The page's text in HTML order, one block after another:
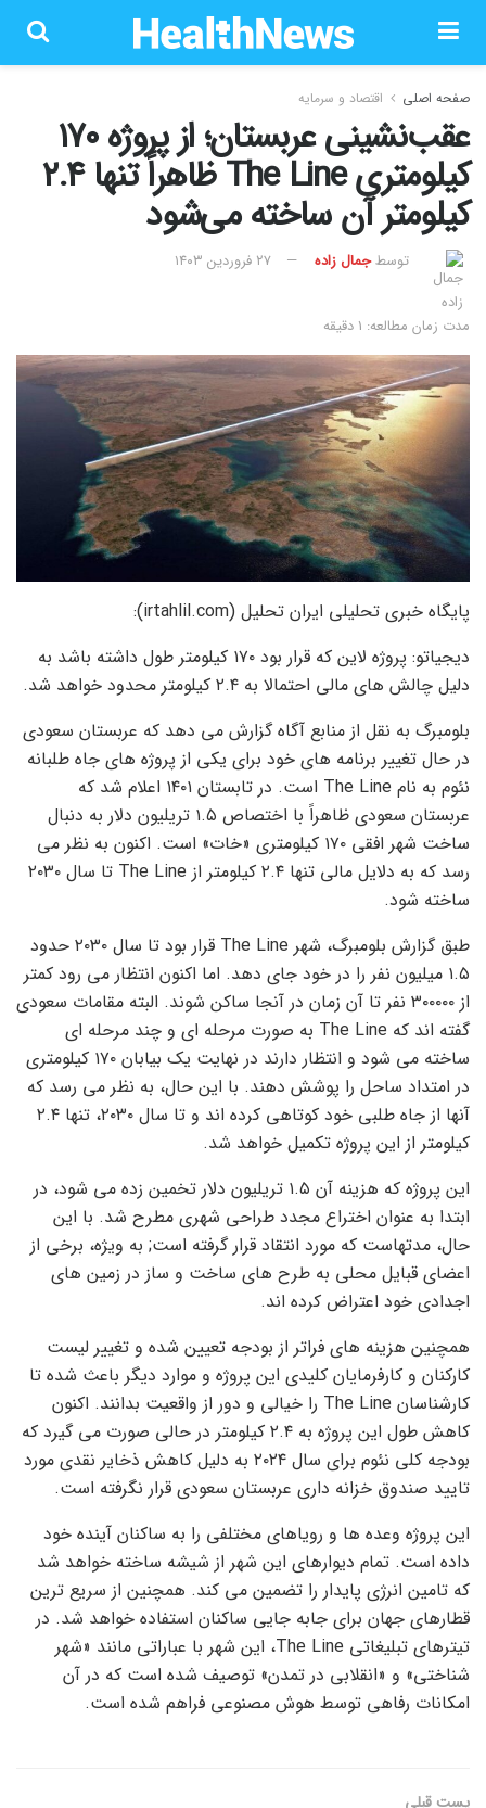
صفحه اصلی اقتصاد و سرمایه
عقب‌نشینی عربستان؛ از پروژه ۱۷۰
کیلومتری The Line ظاهراً تنها ۲.۴
کیلومتر آن ساخته می‌شود
توسطجمال زاده ۲۷ فروردین ۱۴۰۳
مدت زمان مطالعه: 1 دقیقه
پایگاه خبری تحلیلی ایران تحلیل (irtahlil.com):
دیجیاتو: پروژه لاین که قرار بود ۱۷۰ کیلومتر طول داشته باشد به
دلیل چالش های مالی احتمالا به ۲.۴ کیلومتر محدود خواهد شد.
بلومبرگ به نقل از منابع آگاه گزارش می دهد که عربستان سعودی
در حال تغییر برنامه های خود برای یکی از پروژه های جاه طلبانه
نئوم به نام The Line است. در تابستان ۱۴۰۱ اعلام شد که
عربستان سعودی ظاهراً با اختصاص ۱.۵ تریلیون دلار به دنبال
ساخت شهر افقی ۱۷۰ کیلومتری «خات» است. اکنون به نظر می
رسد که به دلایل مالی تنها ۲.۴ کیلومتر از The Line تا سال ۲۰۳۰
ساخته شود.
طبق گزارش بلومبرگ، شهر The Line قرار بود تا سال ۲۰۳۰ حدود
۱.۵ میلیون نفر را در خود جای دهد. اما اکنون انتظار می رود کمتر
از ۳۰۰۰۰۰ نفر تا آن زمان در آنجا ساکن شوند. البته مقامات سعودی
گفته اند که The Line به صورت مرحله ای و چند مرحله ای
ساخته می شود و انتظار دارند در نهایت یک بیابان ۱۷۰ کیلومتری
در امتداد ساحل را پوشش دهند. با این حال، به نظر می رسد که
آنها از جاه طلبی خود کوتاهی کرده اند و تا سال ۲۰۳۰، تنها ۲.۴
کیلومتر از این پروژه تکمیل خواهد شد.
این پروژه که هزینه آن ۱.۵ تریلیون دلار تخمین زده می شود، در
ابتدا به عنوان اختراع مجدد طراحی شهری مطرح شد. با این
حال، مدتهاست که مورد انتقاد قرار گرفته است; به ویژه، برخی از
اعضای قبایل محلی به طرح های ساخت و ساز در زمین های
اجدادی خود اعتراض کرده اند.
همچنین هزینه های فراتر از بودجه تعیین شده و تغییر لیست
کارکنان و کارفرمایان کلیدی این پروژه و موارد دیگر باعث شده تا
کارشناسان The Line را خیالی و دور از واقعیت بدانند. اکنون
کاهش طول این پروژه به ۲.۴ کیلومتر در حالی صورت می گیرد که
بودجه کلی نئوم برای سال ۲۰۲۴ به دلیل کاهش ذخایر نقدی مورد
تایید صندوق خزانه داری عربستان سعودی قرار نگرفته است.
این پروژه وعده ها و رویاهای مختلفی را به ساکنان آینده خود
داده است. تمام دیوارهای این شهر از شیشه ساخته خواهد شد
که تامین انرژی پایدار را تضمین می کند. همچنین از سریع ترین
قطارهای جهان برای جابه جایی ساکنان استفاده خواهد شد. در
تیترهای تبلیغاتی The Line، این شهر با عباراتی مانند «شهر
شناختی» و «انقلابی در تمدن» توصیف شده است که در آن
امکانات رفاهی توسط هوش مصنوعی فراهم شده است.
پست قبلی